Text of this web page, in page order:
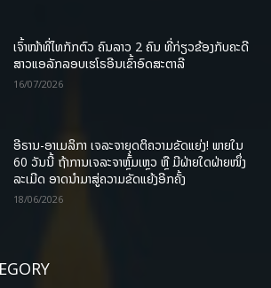
ເຈົ້າໜ້າທີ່ໄທກັກຕົວ ຄົນລາວ 2 ຄົນ ທີ່ກ່ຽວຂ້ອງກັບຄະດີ
ສາວແອລັກລອບເຮໂຣອີນເຂົ້າອົດສະຕາລີ
16/07/2026
ອີຣານ-ອາເມລິກາ ເຈລະຈາຍຸດຕິຄວາມຂັດແຍ່ງ! ພາຍໃນ
60 ວັນນີ້ ຖ້າການເຈລະຈາຫຼົ້ມເຫຼວ ຫຼື ມີຝ່າຍໃດຝ່າຍໜຶ່ງ
ລະເມີດ ອາດນໍາມາສູ່ຄວາມຂັດແຍ້ງອີກຄັ້ງ
18/06/2026